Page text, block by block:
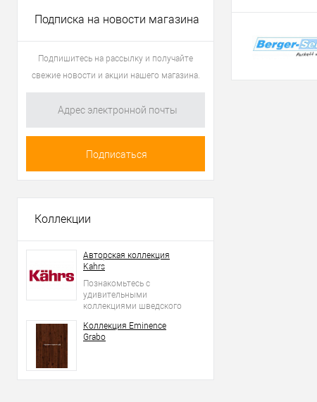
Подписка на новости магазина
Подпишитесь на рассылку и получайте
свежие новости и акции нашего магазина.
Коллекции
Авторская коллекция
Kahrs
Познакомьтесь с
удивительными
коллекциями шведского
Коллекция Eminence
Grabo